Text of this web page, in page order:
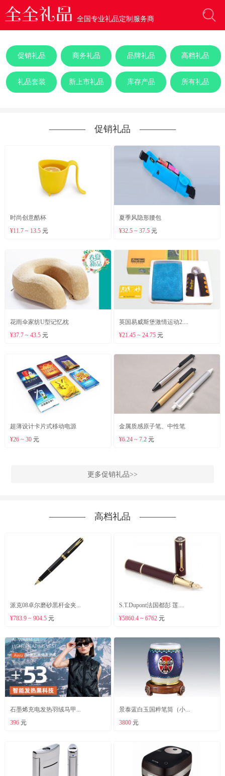
全国专业礼品定制服务商
促销礼品 商务礼品 品牌礼品 高档礼品
礼品套装 新上市礼品 库存产品 所有礼品
―――― 促销礼品 ――――
时尚创意酷杯
¥11.7 ~ 13.5元
夏季风隐形腰包
¥32.5 ~ 37.5 元
花雨伞家纺U型记忆枕
¥37.7 ~ 43.5元
英国易威斯堡激情运动2....
¥21.45 ~ 24.75 元
超薄设计卡片式移动电源
¥26 ~ 30元
金属质感原子笔、中性笔
¥6.24 ~ 7.2 元
更多促销礼品>>
―――― 高档礼品 ――――
派克08卓尔磨砂黒杆金夹...
¥783.9 ~ 904.5元
S.T.Dupont法国都彭 莲....
¥5860.4 ~ 6762 元
石墨烯充电发热羽绒马甲...
396元
景泰蓝白玉国粹笔筒（小...
3800 元